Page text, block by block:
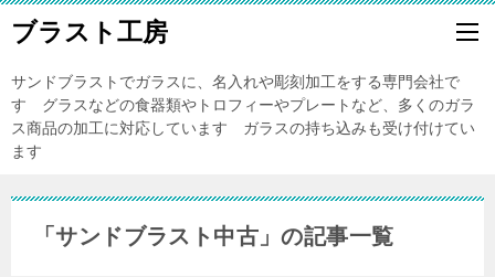
ブラスト工房
サンドブラストでガラスに、名入れや彫刻加工をする専門会社で
す グラスなどの食器類やトロフィーやプレートなど、多くのガラ
ス商品の加工に対応しています ガラスの持ち込みも受け付けてい
ます
「サンドブラスト中古」の記事一覧